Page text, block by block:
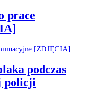
prace
podczas
policji